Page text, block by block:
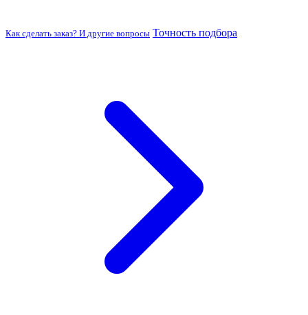
Как сделать заказ? И другие вопросы Точность подбора